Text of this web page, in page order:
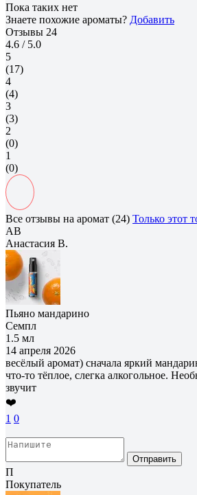
Пока таких нет
Знаете похожие ароматы? Добавить
Отзывы 24
4.6 / 5.0
5
(17)
4
(4)
3
(3)
2
(0)
1
(0)
Все отзывы на аромат (24) Только этот
АВ
Анастасия В.
Пьяно мандарино
Семпл
1.5 мл
14 апреля 2026
весёлый аромат) сначала яркий
что-то тёплое, слегка алкогольное.
звучит
❤️
1 0
Отправить
П
Покупатель